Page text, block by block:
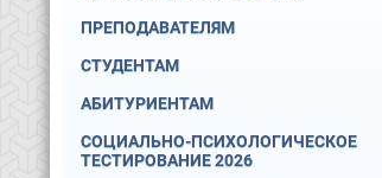
ПРЕПОДАВАТЕЛЯМ
СТУДЕНТАМ
АБИТУРИЕНТАМ
СОЦИАЛЬНО-ПСИХОЛОГИЧЕСКОЕ
ТЕСТИРОВАНИЕ 2026